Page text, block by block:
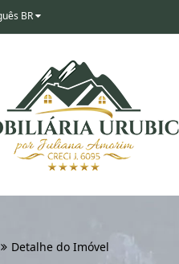
BR
Detalhe do Imóvel